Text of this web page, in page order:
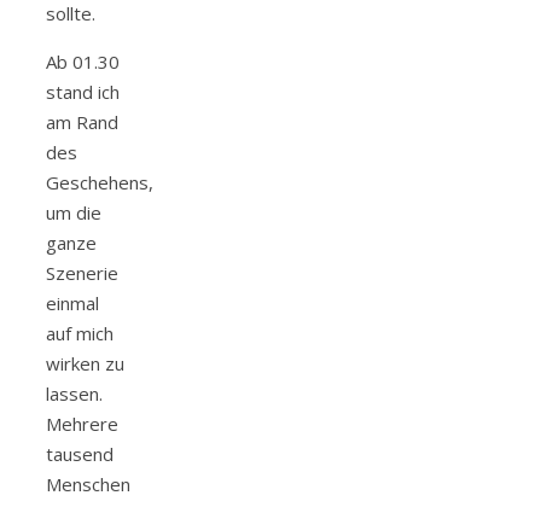
sollte.
Ab 01.30
stand ich
am Rand
des
Geschehens,
um die
ganze
Szenerie
einmal
auf mich
wirken zu
lassen.
Mehrere
tausend
Menschen